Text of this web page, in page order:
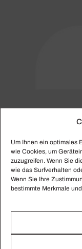
Um Ihnen ein optimales
wie Cookies, um
zuzugreifen. Wenn Sie
wie das Surfverhalten
Wenn Sie Ihre
bestimmte Merkmale
Hier finden Sie
Staier.